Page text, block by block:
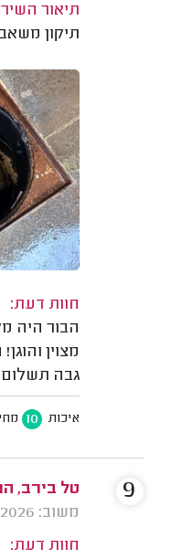
תיאור
תיקון
חוות דעת:
הבור היה
מצוין
גבה תשלום
איכות 10
טל בירב,
משוב: 15/04/2026
חוות דעת:
9